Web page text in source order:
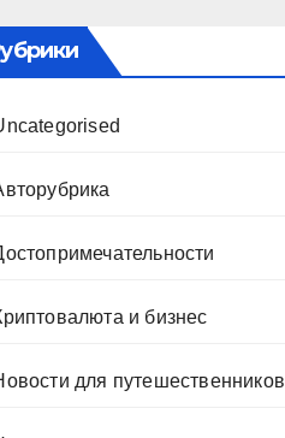
и бизнес
для путешественников